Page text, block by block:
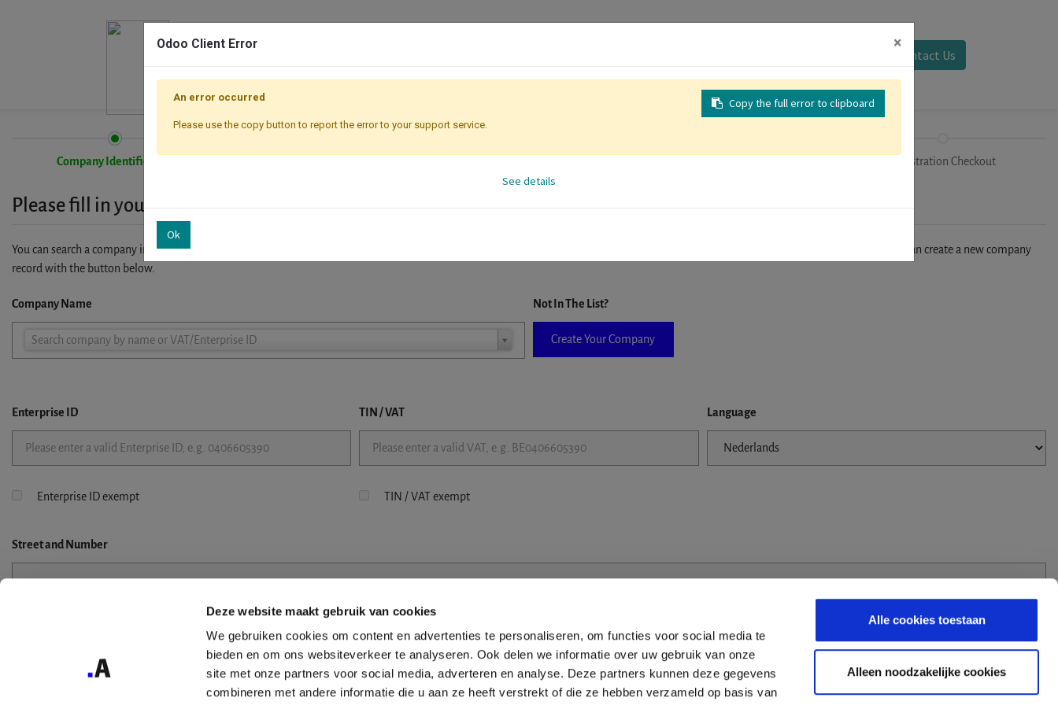
Deze website maakt gebruik van cookies
We gebruiken cookies om content en advertenties te personaliseren, om functies voor social media te
bieden en om ons websiteverkeer te analyseren. Ook delen we informatie over uw gebruik van onze
site met onze partners voor social media, adverteren en analyse. Deze partners kunnen deze gegevens
combineren met andere informatie die u aan ze heeft verstrekt of die ze hebben verzameld op basis van
Alle cookies toestaan
Alleen noodzakelijke cookies
Contact Us
Company Identification Registration Checkout
Please fill in your company details
You can search a company in our database by name, VAT or enterprise ID. When a company is selected it will auto-complete the form. If you don't find your company in our database, you can create a new company
record with the button below.
Company Name
Search company by name or VAT/Enterprise ID
Company
Not In The List?
Create Your Company
Enterprise ID TIN / VAT Language
Enterprise ID exempt TIN / VAT exempt
Streetand Number
Odoo Client Error ×
Copy the full error to clipboard
An error occurred
Please use the copy button to report the error to your support service.
See details
Ok